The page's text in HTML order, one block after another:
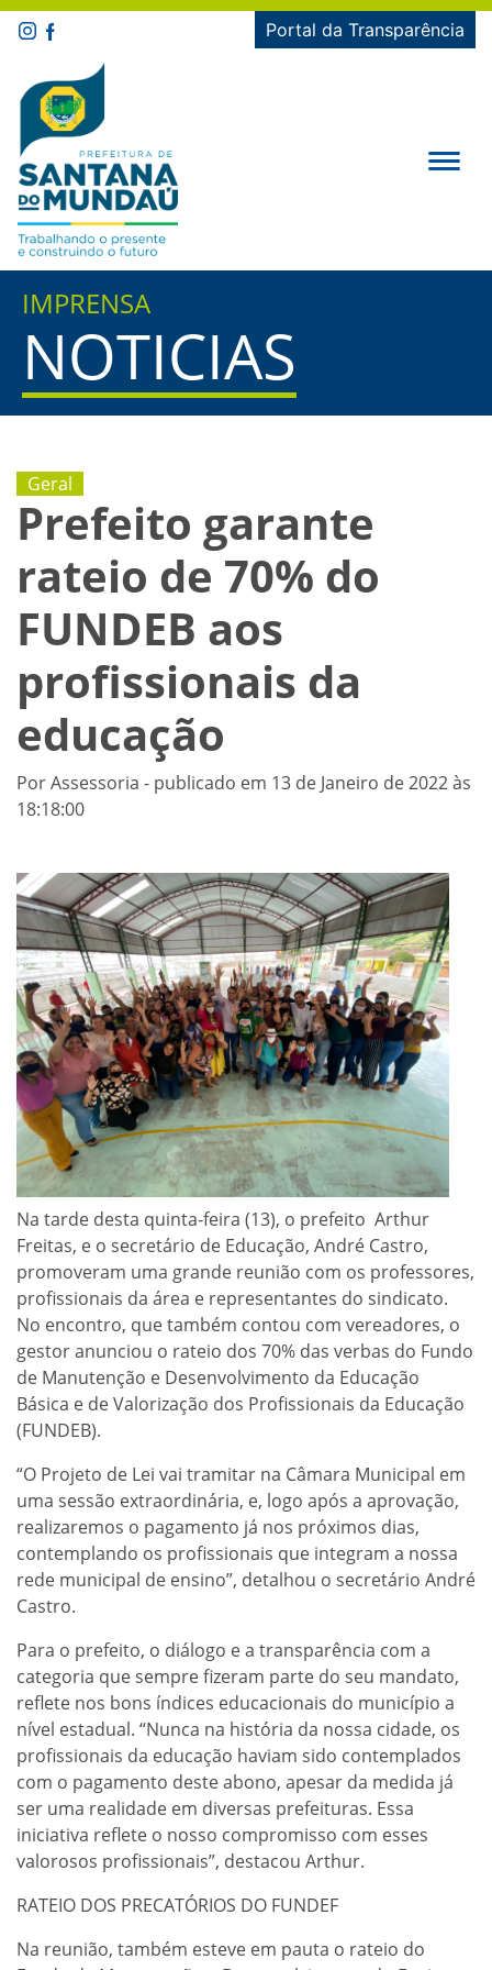
Portal da Transparência
IMPRENSA
NOTICIAS
Geral
Prefeito garante
rateio de 70% do
FUNDEB aos
profissionais da
educação
Por Assessoria - publicado em 13 de Janeiro de 2022 às
18:18:00
Na tarde desta quinta-feira (13), o prefeito Arthur
Freitas, e o secretário de Educação, André Castro,
promoveram uma grande reunião com os professores,
profissionais da área e representantes do sindicato.
No encontro, que também contou com vereadores, o
gestor anunciou o rateio dos 70% das verbas do Fundo
de Manutenção e Desenvolvimento da Educação
Básica e de Valorização dos Profissionais da Educação
(FUNDEB).
“O Projeto de Lei vai tramitar na Câmara Municipal em
uma sessão extraordinária, e, logo após a aprovação,
realizaremos o pagamento já nos próximos dias,
contemplando os profissionais que integram a nossa
rede municipal de ensino”, detalhou o secretário André
Castro.
Para o prefeito, o diálogo e a transparência com a
categoria que sempre fizeram parte do seu mandato,
reflete nos bons índices educacionais do município a
nível estadual. “Nunca na história da nossa cidade, os
profissionais da educação haviam sido contemplados
com o pagamento deste abono, apesar da medida já
ser uma realidade em diversas prefeituras. Essa
iniciativa reflete o nosso compromisso com esses
valorosos profissionais”, destacou Arthur.
RATEIO DOS PRECATÓRIOS DO FUNDEF
Na reunião, também esteve em pauta o rateio do